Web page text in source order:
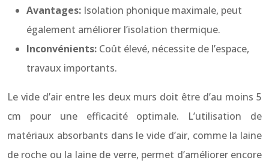
Avantages: Isolation phonique maximale, peut
également améliorer l’isolation thermique.
Inconvénients: Coût élevé, nécessite de l’espace,
travaux importants.
Le vide d’air entre les deux murs doit être d’au moins 5
cm pour une efficacité optimale. L’utilisation de
matériaux absorbants dans le vide d’air, comme la laine
de roche ou la laine de verre, permet d’améliorer encore